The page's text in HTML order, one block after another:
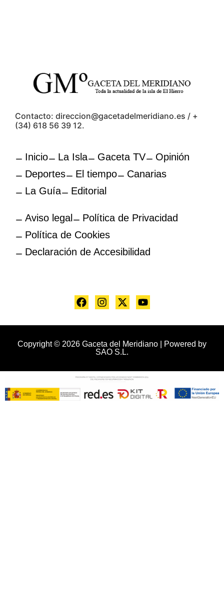
Contacto: direccion@gacetadelmeridiano.es / +
(34) 618 56 39 12.
Inicio La Isla Gaceta TV
Opinión
Deportes
El tiempo
Canarias
La Guía
Editorial
Aviso legal
Política de Privacidad
Política de Cookies
Declaración de Accesibilidad
Copyright © 2026 Gaceta del Meridiano | Powered by
SAO S.L.